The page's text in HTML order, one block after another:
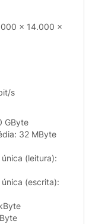
x 14.000 x
s
GByte
32 MByte
(leitura):
(escrita):